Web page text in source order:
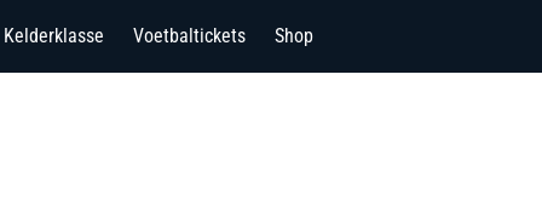
Kelderklasse Voetbaltickets Shop